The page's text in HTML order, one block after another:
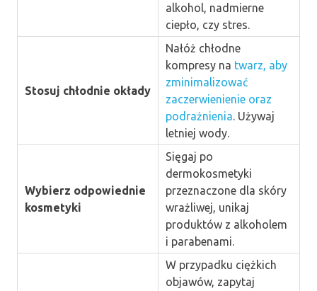
alkohol, nadmierne
ciepło, czy stres.
Stosuj chłodnie okłady
Nałóż chłodne
kompresy na twarz, aby
zminimalizować
zaczerwienienie oraz
podrażnienia. Używaj
letniej wody.
Wybierz odpowiednie
kosmetyki
Sięgaj po
dermokosmetyki
przeznaczone dla skóry
wrażliwej, unikaj
produktów z alkoholem
i parabenami.
W przypadku ciężkich
objawów, zapytaj